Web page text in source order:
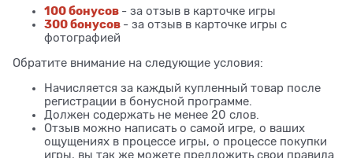
100 бонусов - за отзыв в карточке игры
300 бонусов - за отзыв в карточке игры с
фотографией
Обратите внимание на следующие условия:
Начисляется за каждый купленный товар после
регистрации в бонусной программе.
Должен содержать не менее 20 слов.
Отзыв можно написать о самой игре, о ваших
ощущениях в процессе игры, о процессе покупки
игры, вы так же можете предложить свои правила